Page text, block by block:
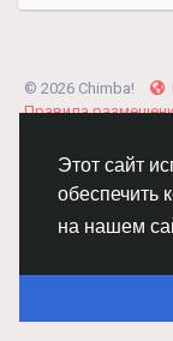
Этот сайт
обеспечить
на нашем
© 2026 Chimba!
Правила
Политика